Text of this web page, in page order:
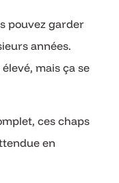
pouvez garder
années.
mais ça se
ces chaps
en